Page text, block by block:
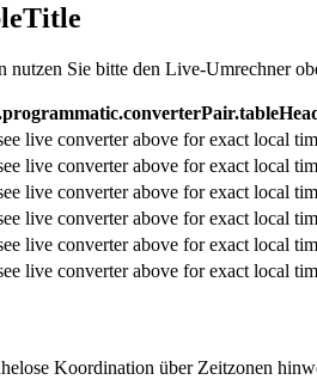
nutzen Sie bitte den Live-Umrechner
live converter above for exact local
live converter above for exact local
live converter above for exact local
live converter above for exact local
live converter above for exact local
live converter above for exact local
Koordination über Zeitzonen